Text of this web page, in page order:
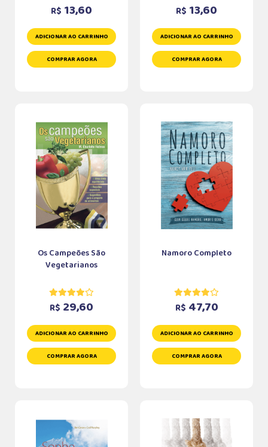
R$ 13,60
ADICIONAR AO CARRINHO
COMPRAR AGORA
R$ 13,60
ADICIONAR AO CARRINHO
COMPRAR AGORA
Os Campeões São
Vegetarianos
R$ 29,60
ADICIONAR AO CARRINHO
COMPRAR AGORA
Namoro Completo
R$ 47,70
ADICIONAR AO CARRINHO
COMPRAR AGORA